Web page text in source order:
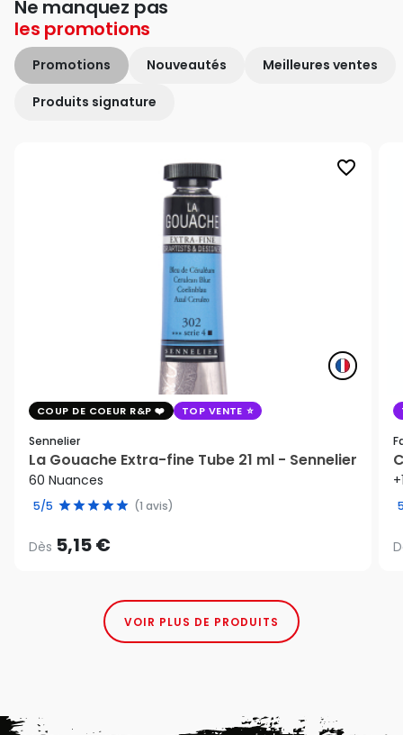
Ne manquez pas
les promotions
Promotions Nouveautés Meilleures ventes
Produits signature
favorite_border
COUP DE COEUR R&P TOP VENTE
Sennelier
La Gouache Extra-fine Tube 21 ml - Sennelier
60 Nuances
5/5 (1 avis)
Dès 5,15 €
VOIR PLUS DE PRODUITS